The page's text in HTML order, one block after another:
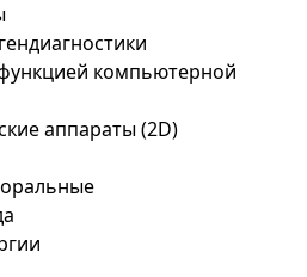
компьютерной
аппараты (2D)